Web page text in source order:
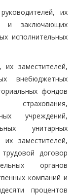
их
и заключающих
исполнительных
их заместителей,
внебюджетных
фондов
страхования,
учреждений,
унитарных
заместителей,
договор
органов
компаний и
процентов